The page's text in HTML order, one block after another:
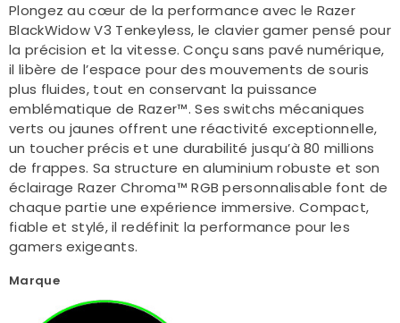
Plongez au cœur de la performance avec le Razer
BlackWidow V3 Tenkeyless, le clavier gamer pensé pour
la précision et la vitesse. Conçu sans pavé numérique,
il libère de l’espace pour des mouvements de souris
plus fluides, tout en conservant la puissance
emblématique de Razer™. Ses switchs mécaniques
verts ou jaunes offrent une réactivité exceptionnelle,
un toucher précis et une durabilité jusqu’à 80 millions
de frappes. Sa structure en aluminium robuste et son
éclairage Razer Chroma™ RGB personnalisable font de
chaque partie une expérience immersive. Compact,
fiable et stylé, il redéfinit la performance pour les
gamers exigeants.
Marque